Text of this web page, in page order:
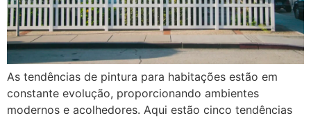
As tendências de pintura para habitações estão em
constante evolução, proporcionando ambientes
modernos e acolhedores. Aqui estão cinco tendências